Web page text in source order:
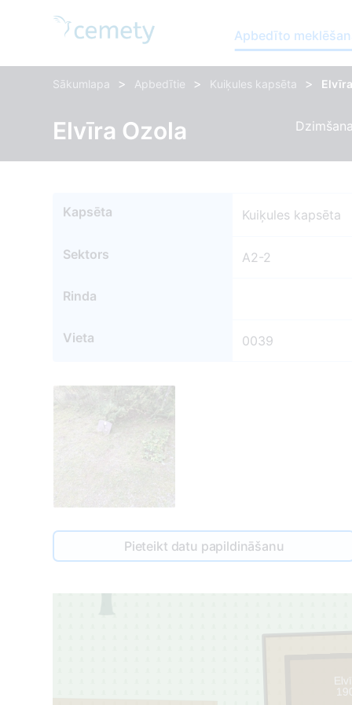
Apbedīto
Sākumlapa > Apbedītie > Kuiķules kapsēta >
Elvīra Ozola
Kapsēta Kuiķules kapsēta
Sektors A2-2
Rinda
Vieta 0039
Pieteikt datu papildināšanu